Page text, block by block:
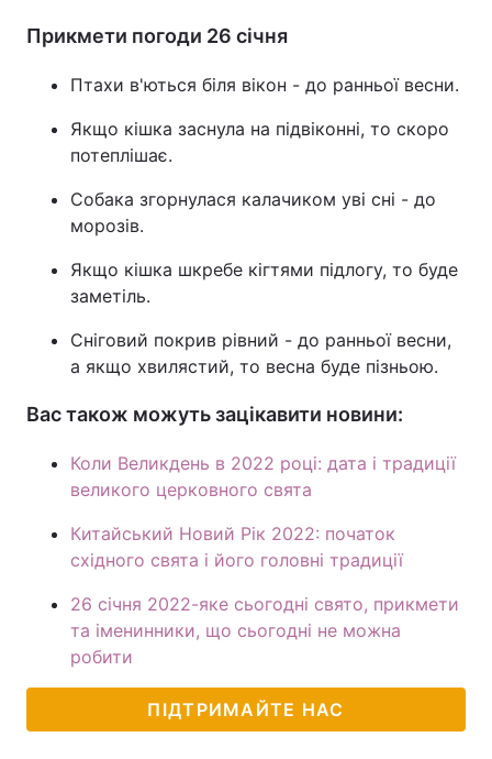
Архів Вакансії
Контакти
Послуги
Тема оформлення
Прикмети погоди 26 січня
Птахи в'ються біля вікон - до ранньої весни.
Якщо кішка заснула на підвіконні, то скоро
потеплішає.
Собака згорнулася калачиком уві сні - до
морозів.
Якщо кішка шкребе кігтями підлогу, то буде
заметіль.
Сніговий покрив рівний - до ранньої весни,
а якщо хвилястий, то весна буде пізньою.
Вас також можуть зацікавити новини:
Коли Великдень в 2022 році: дата і традиції
великого церковного свята
Китайський Новий Рік 2022: початок
східного свята і його головні традиції
26 січня 2022-яке сьогодні свято, прикмети
та іменинники, що сьогодні не можна
робити
ПІДТРИМАЙТЕ НАС